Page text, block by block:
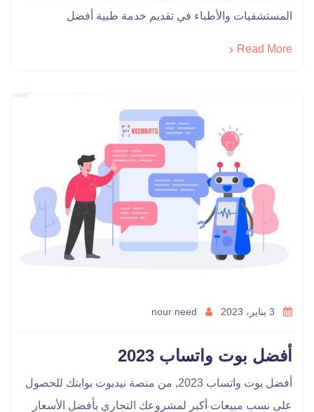
المستشفيات والأطباء في تقديم خدمة طبية أفضل
Read More
3 يناير، 2023
أفضل بوت واتساب 2023
أفضل بوت واتساب 2023, من منصة نيدبوت بوابتك للحصول
على نسب مبيعات أكبر لمشروعك التجاري بأفضل الأسعار